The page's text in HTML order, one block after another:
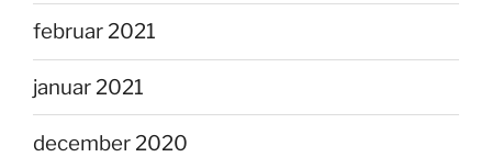
februar 2021
januar 2021
december 2020